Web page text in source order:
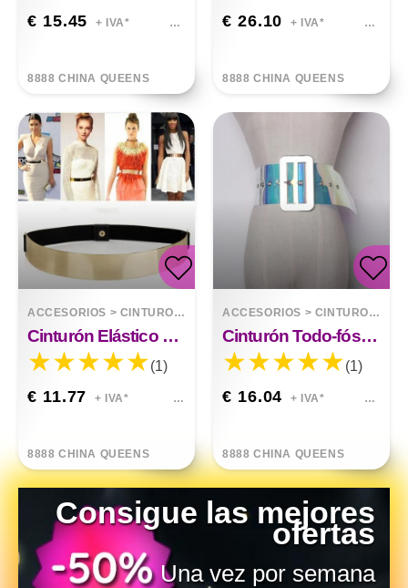
€ 15.45 + IVA*
8888 CHINA QUEENS
€ 26.10 + IVA*
8888 CHINA QUEENS
ACCESORIOS > CINTURONES
Cinturón Elástico Versátil Simple De Metal Espejo Largo Dorado
(1)
€ 11.77 + IVA*
8888 CHINA QUEENS
ACCESORIOS > CINTURONES
Cinturón Todo-fósforo De Ojo De Aire De PVC De Color Mágico Láser Con Hebilla Generosa Plateada
(1)
€ 16.04 + IVA*
8888 CHINA QUEENS
Consigue las mejores
ofertas
Una vez por semana